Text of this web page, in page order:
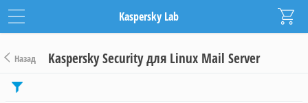
Kaspersky Lab
Назад Kaspersky Security для Linux Mail Server
Цена